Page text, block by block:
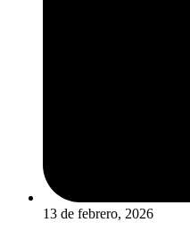
13 de febrero, 2026